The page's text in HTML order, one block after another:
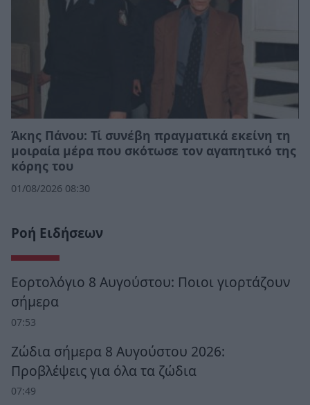
Άκης Πάνου: Τί συνέβη πραγματικά εκείνη τη
μοιραία μέρα που σκότωσε τον αγαπητικό της
κόρης του
01/08/2026 08:30
Ροή Ειδήσεων
Εορτολόγιο 8 Αυγούστου: Ποιοι γιορτάζουν
σήμερα
07:53
Ζώδια σήμερα 8 Αυγούστου 2026:
Προβλέψεις για όλα τα ζώδια
07:49